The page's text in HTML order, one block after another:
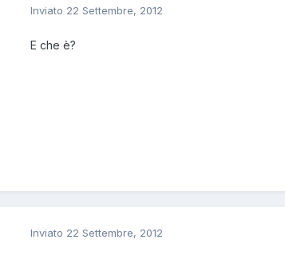
Inviato 22 Settembre, 2012
E che è?
Inviato 22 Settembre, 2012